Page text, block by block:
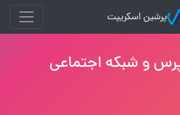
پرشین اسکریپت
و شبکه اجتماعی